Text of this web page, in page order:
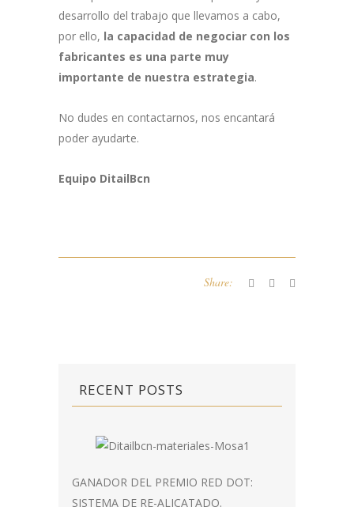
desarrollo del trabajo que llevamos a cabo,
por ello, la capacidad de negociar con los
fabricantes es una parte muy
importante de nuestra estrategia.
No dudes en contactarnos, nos encantará
poder ayudarte.
Equipo DitailBcn
Share:
RECENT POSTS
GANADOR DEL PREMIO RED DOT:
SISTEMA DE RE-ALICATADO.